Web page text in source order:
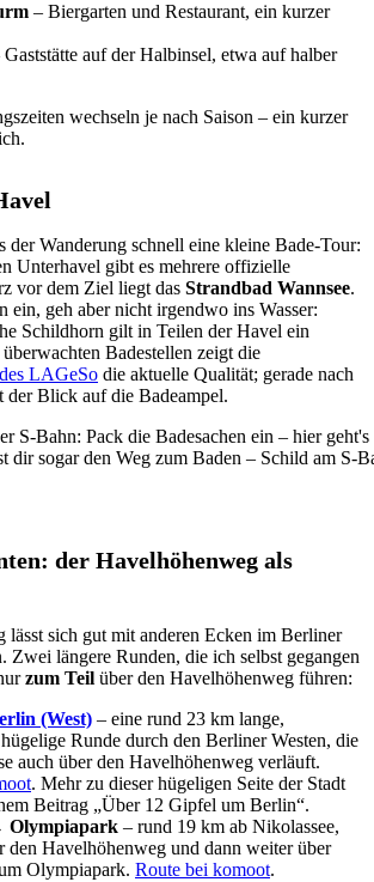
– Biergarten und Restaurant, ein kurzer
Gaststätte auf der Halbinsel, etwa auf halber
wechseln je nach Saison – ein kurzer
der Wanderung schnell eine kleine Bade-Tour:
Unterhavel gibt es mehrere offizielle
vor dem Ziel liegt das Strandbad Wannsee.
ein, geh aber nicht irgendwo ins Wasser:
Schildhorn gilt in Teilen der Havel ein
Badestellen zeigt die
LAGeSo die aktuelle Qualität; gerade nach
der Blick auf die Badeampel.
dir sogar den Weg zum Baden – Schild am S-
der Havelhöhenweg als
lässt sich gut mit anderen Ecken im Berliner
Zwei längere Runden, die ich selbst gegangen
zum Teil über den Havelhöhenweg führen:
(West) – eine rund 23 km lange,
Runde durch den Berliner Westen, die
auch über den Havelhöhenweg verläuft.
. Mehr zu dieser hügeligen Seite der Stadt
Beitrag „Über 12 Gipfel um Berlin“.
Olympiapark – rund 19 km ab Nikolassee,
den Havelhöhenweg und dann weiter über
Olympiapark. Route bei komoot.